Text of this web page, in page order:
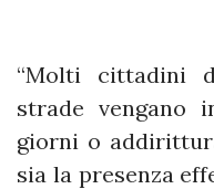
“Molti cittadini
strade vengano
giorni o
sia la presenza